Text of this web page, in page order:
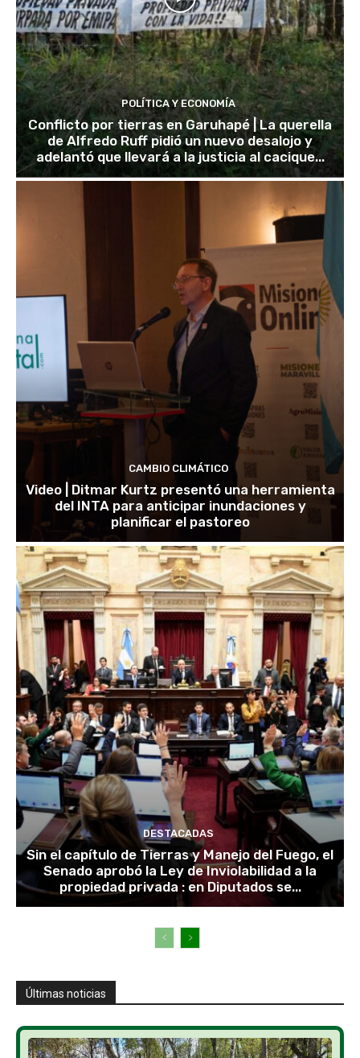
POLÍTICA Y ECONOMÍA
Conflicto por tierras en Garuhapé | La querella
de Alfredo Ruff pidió un nuevo desalojo y
adelantó que llevará a la justicia al cacique...
CAMBIO CLIMÁTICO
Video | Ditmar Kurtz presentó una herramienta
del INTA para anticipar inundaciones y
planificar el pastoreo
DESTACADAS
Sin el capítulo de Tierras y Manejo del Fuego, el
Senado aprobó la Ley de Inviolabilidad a la
propiedad privada : en Diputados se...
Últimas noticias